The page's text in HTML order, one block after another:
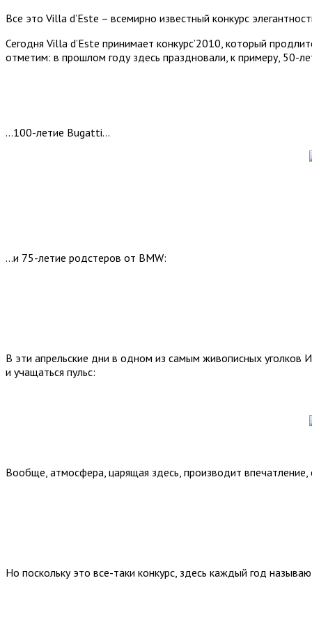
Все это Villa d’Este – всемирно известный конкурс
Сегодня Villa d’Este принимает конкурс’2010, который
отметим: в прошлом году здесь праздновали, к примеру, 50-
…100-летие Bugatti…
…и 75-летие родстеров от BMW:
В эти апрельские дни в одном из самым живописных уголков
и учащаться пульс:
Вообще, атмосфера, царящая здесь, производит
Но поскольку это все-таки конкурс, здесь каждый год